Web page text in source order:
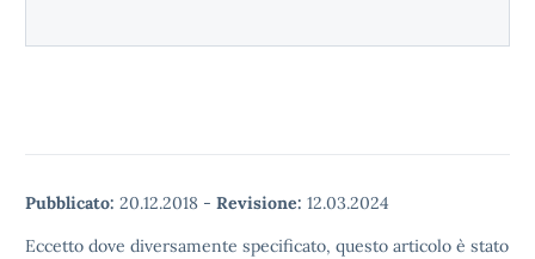
Pubblicato: 20.12.2018 - Revisione: 12.03.2024
Eccetto dove diversamente specificato, questo articolo è stato